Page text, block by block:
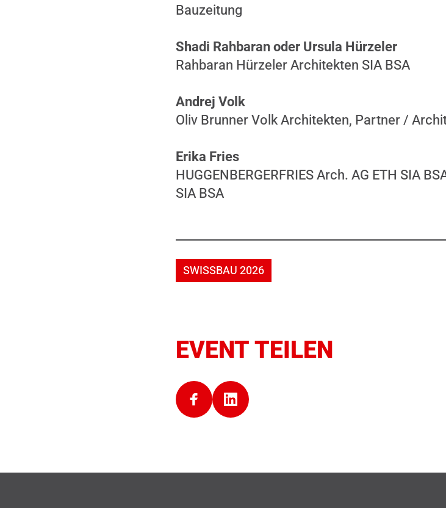
Bauzeitung
Shadi Rahbaran oder Ursula Hürzeler
Rahbaran Hürzeler Architekten SIA BSA
Andrej Volk
Oliv Brunner Volk Architekten, Partner /
Erika Fries
HUGGENBERGERFRIES Arch. AG ETH SIA
SIA BSA
SWISSBAU 2026
EVENT TEILEN